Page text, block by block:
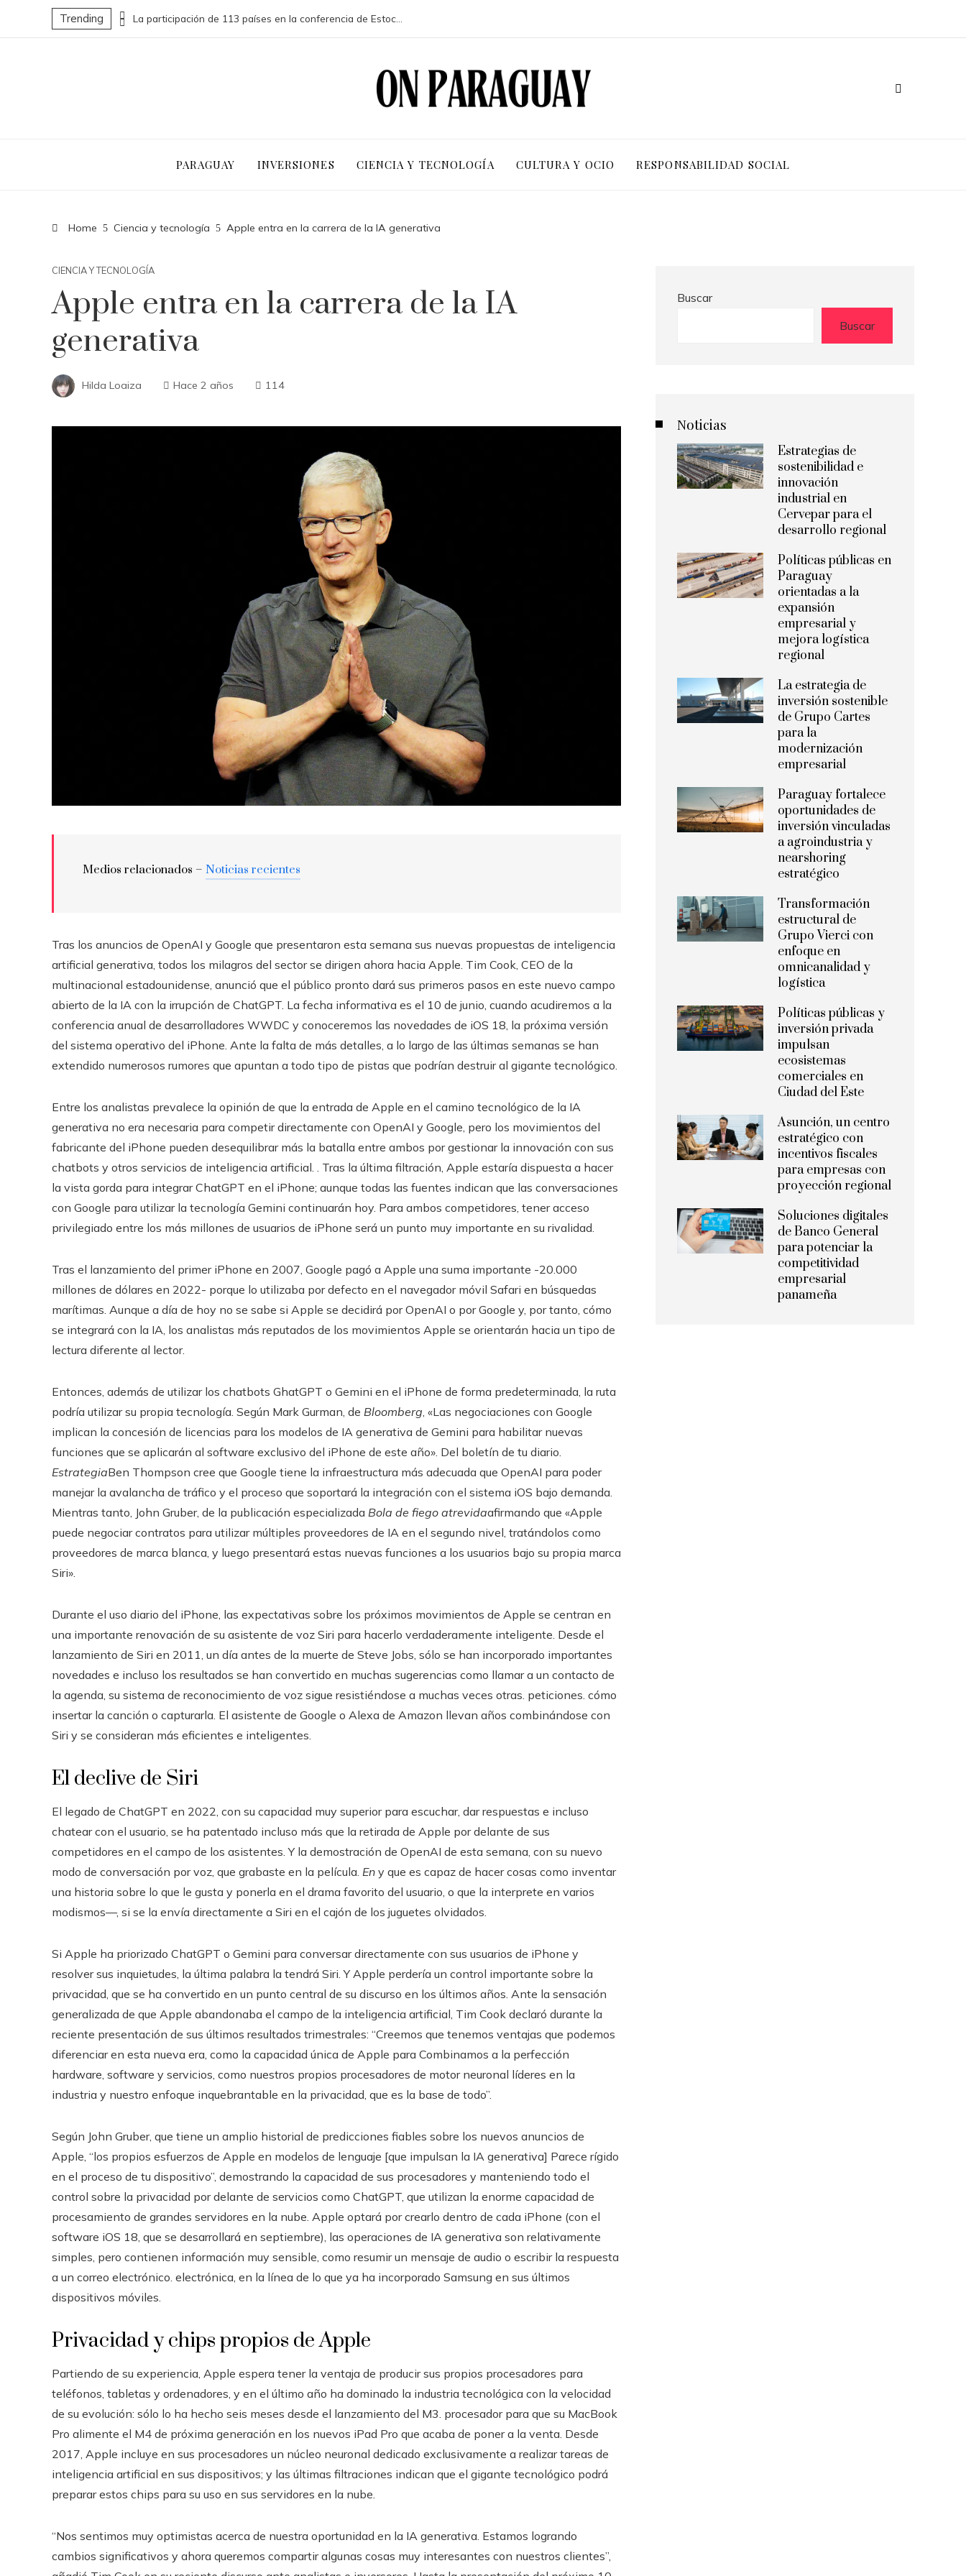
Trending Las 15 donaciones individuales más grandes que impulsaron cambios sociales significativos
PARAGUAY INVERSIONES CIENCIA Y TECNOLOGÍA CULTURA Y OCIO RESPONSABILIDAD SOCIAL
Home Ciencia y tecnología Apple entra en la carrera de la IA generativa
CIENCIA Y TECNOLOGÍA
Apple entra en la carrera de la IA
generativa
Hilda Loaiza Hace 2 años 114
Medios relacionados – Noticias recientes
Tras los anuncios de OpenAI y Google que presentaron esta semana sus nuevas propuestas de inteligencia
artificial generativa, todos los milagros del sector se dirigen ahora hacia Apple. Tim Cook, CEO de la
multinacional estadounidense, anunció que el público pronto dará sus primeros pasos en este nuevo campo
abierto de la IA con la irrupción de ChatGPT. La fecha informativa es el 10 de junio, cuando acudiremos a la
conferencia anual de desarrolladores WWDC y conoceremos las novedades de iOS 18, la próxima versión
del sistema operativo del iPhone. Ante la falta de más detalles, a lo largo de las últimas semanas se han
extendido numerosos rumores que apuntan a todo tipo de pistas que podrían destruir al gigante tecnológico.
Entre los analistas prevalece la opinión de que la entrada de Apple en el camino tecnológico de la IA
generativa no era necesaria para competir directamente con OpenAI y Google, pero los movimientos del
fabricante del iPhone pueden desequilibrar más la batalla entre ambos por gestionar la innovación con sus
chatbots y otros servicios de inteligencia artificial. . Tras la última filtración, Apple estaría dispuesta a hacer
la vista gorda para integrar ChatGPT en el iPhone; aunque todas las fuentes indican que las conversaciones
con Google para utilizar la tecnología Gemini continuarán hoy. Para ambos competidores, tener acceso
privilegiado entre los más millones de usuarios de iPhone será un punto muy importante en su rivalidad.
Tras el lanzamiento del primer iPhone en 2007, Google pagó a Apple una suma importante -20.000
millones de dólares en 2022- porque lo utilizaba por defecto en el navegador móvil Safari en búsquedas
marítimas. Aunque a día de hoy no se sabe si Apple se decidirá por OpenAI o por Google y, por tanto, cómo
se integrará con la IA, los analistas más reputados de los movimientos Apple se orientarán hacia un tipo de
lectura diferente al lector.
Entonces, además de utilizar los chatbots GhatGPT o Gemini en el iPhone de forma predeterminada, la ruta
podría utilizar su propia tecnología. Según Mark Gurman, de Bloomberg, «Las negociaciones con Google
implican la concesión de licencias para los modelos de IA generativa de Gemini para habilitar nuevas
funciones que se aplicarán al software exclusivo del iPhone de este año». Del boletín de tu diario.
EstrategiaBen Thompson cree que Google tiene la infraestructura más adecuada que OpenAI para poder
manejar la avalancha de tráfico y el proceso que soportará la integración con el sistema iOS bajo demanda.
Mientras tanto, John Gruber, de la publicación especializada Bola de fiego atrevidaafirmando que «Apple
puede negociar contratos para utilizar múltiples proveedores de IA en el segundo nivel, tratándolos como
proveedores de marca blanca, y luego presentará estas nuevas funciones a los usuarios bajo su propia marca
Siri».
Durante el uso diario del iPhone, las expectativas sobre los próximos movimientos de Apple se centran en
una importante renovación de su asistente de voz Siri para hacerlo verdaderamente inteligente. Desde el
lanzamiento de Siri en 2011, un día antes de la muerte de Steve Jobs, sólo se han incorporado importantes
novedades e incluso los resultados se han convertido en muchas sugerencias como llamar a un contacto de
la agenda, su sistema de reconocimiento de voz sigue resistiéndose a muchas veces otras. peticiones. cómo
insertar la canción o capturarla. El asistente de Google o Alexa de Amazon llevan años combinándose con
Siri y se consideran más eficientes e inteligentes.
El declive de Siri
El legado de ChatGPT en 2022, con su capacidad muy superior para escuchar, dar respuestas e incluso
chatear con el usuario, se ha patentado incluso más que la retirada de Apple por delante de sus
competidores en el campo de los asistentes. Y la demostración de OpenAI de esta semana, con su nuevo
modo de conversación por voz, que grabaste en la película. En y que es capaz de hacer cosas como inventar
una historia sobre lo que le gusta y ponerla en el drama favorito del usuario, o que la interprete en varios
modismos—, si se la envía directamente a Siri en el cajón de los juguetes olvidados.
Si Apple ha priorizado ChatGPT o Gemini para conversar directamente con sus usuarios de iPhone y
resolver sus inquietudes, la última palabra la tendrá Siri. Y Apple perdería un control importante sobre la
privacidad, que se ha convertido en un punto central de su discurso en los últimos años. Ante la sensación
generalizada de que Apple abandonaba el campo de la inteligencia artificial, Tim Cook declaró durante la
reciente presentación de sus últimos resultados trimestrales: “Creemos que tenemos ventajas que podemos
diferenciar en esta nueva era, como la capacidad única de Apple para Combinamos a la perfección
hardware, software y servicios, como nuestros propios procesadores de motor neuronal líderes en la
industria y nuestro enfoque inquebrantable en la privacidad, que es la base de todo”.
Según John Gruber, que tiene un amplio historial de predicciones fiables sobre los nuevos anuncios de
Apple, “los propios esfuerzos de Apple en modelos de lenguaje [que impulsan la IA generativa] Parece rígido
en el proceso de tu dispositivo”, demostrando la capacidad de sus procesadores y manteniendo todo el
control sobre la privacidad por delante de servicios como ChatGPT, que utilizan la enorme capacidad de
procesamiento de grandes servidores en la nube. Apple optará por crearlo dentro de cada iPhone (con el
software iOS 18, que se desarrollará en septiembre), las operaciones de IA generativa son relativamente
simples, pero contienen información muy sensible, como resumir un mensaje de audio o escribir la respuesta
a un correo electrónico. electrónica, en la línea de lo que ya ha incorporado Samsung en sus últimos
dispositivos móviles.
Privacidad y chips propios de Apple
Partiendo de su experiencia, Apple espera tener la ventaja de producir sus propios procesadores para
teléfonos, tabletas y ordenadores, y en el último año ha dominado la industria tecnológica con la velocidad
de su evolución: sólo lo ha hecho seis meses desde el lanzamiento del M3. procesador para que su MacBook
Pro alimente el M4 de próxima generación en los nuevos iPad Pro que acaba de poner a la venta. Desde
2017, Apple incluye en sus procesadores un núcleo neuronal dedicado exclusivamente a realizar tareas de
inteligencia artificial en sus dispositivos; y las últimas filtraciones indican que el gigante tecnológico podrá
preparar estos chips para su uso en sus servidores en la nube.
“Nos sentimos muy optimistas acerca de nuestra oportunidad en la IA generativa. Estamos logrando
cambios significativos y ahora queremos compartir algunas cosas muy interesantes con nuestros clientes”,
Buscar
Buscar
Noticias
Estrategias de
sostenibilidad e
innovación
industrial en
Cervepar para el
desarrollo regional
Políticas públicas en
Paraguay
orientadas a la
expansión
empresarial y
mejora logística
regional
La estrategia de
inversión sostenible
de Grupo Cartes
para la
modernización
empresarial
Paraguay fortalece
oportunidades de
inversión vinculadas
a agroindustria y
nearshoring
estratégico
Transformación
estructural de
Grupo Vierci con
enfoque en
omnicanalidad y
logística
Políticas públicas y
inversión privada
impulsan
ecosistemas
comerciales en
Ciudad del Este
Asunción, un centro
estratégico con
incentivos fiscales
para empresas con
proyección regional
Soluciones digitales
de Banco General
para potenciar la
competitividad
empresarial
panameña